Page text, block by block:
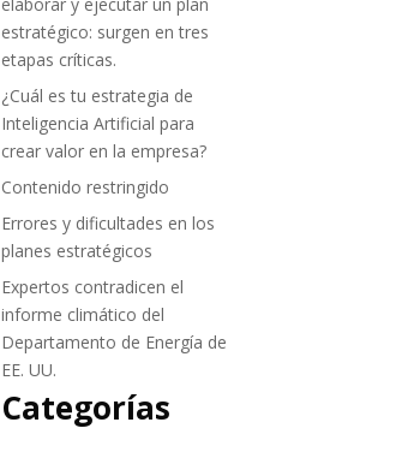
estratégico: surgen en tres
etapas críticas.
¿Cuál es tu estrategia de
Inteligencia Artificial para
crear valor en la empresa?
Contenido restringido
Errores y dificultades en los
planes estratégicos
Expertos contradicen el
informe climático del
Departamento de Energía de
EE. UU.
Categorías